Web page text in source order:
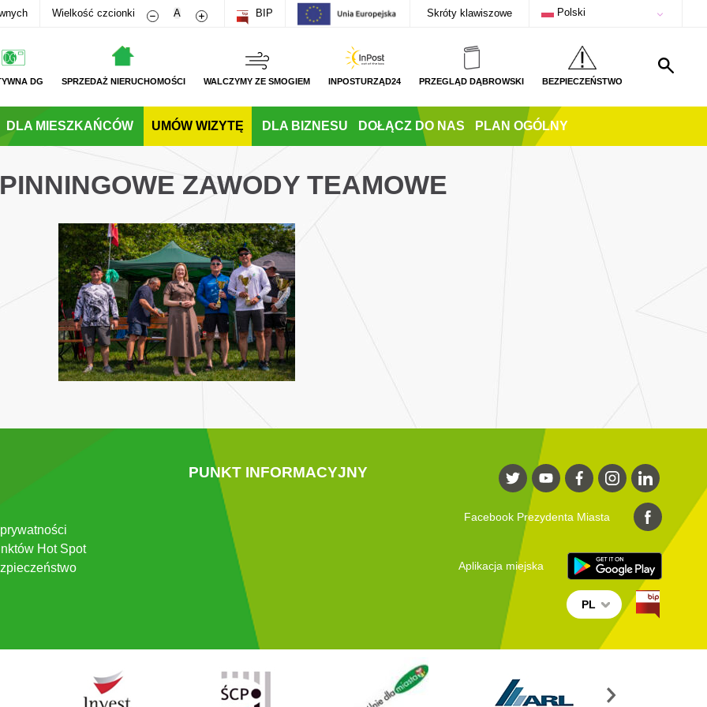
Wielkość czcionki Zmniejsz rozmiar czcionki
A Zwiększ rozmiar czcionki
BIP Skróty klawiszowe Polski
DG SPRZEDAŻ NIERUCHOMOŚCI WALCZYMY ZE SMOGIEM INPOSTURZĄD24 PRZEGLĄD DĄBROWSKI BEZPIECZEŃSTWO
DLA MIESZKAŃCÓW UMÓW WIZYTĘ DLA BIZNESU DOŁĄCZ DO NAS PLAN OGÓLNY
ZAWODY TEAMOWE
Hot Spot
PUNKT INFORMACYJNY
Facebook Prezydenta Miasta
Aplikacja miejska
PL